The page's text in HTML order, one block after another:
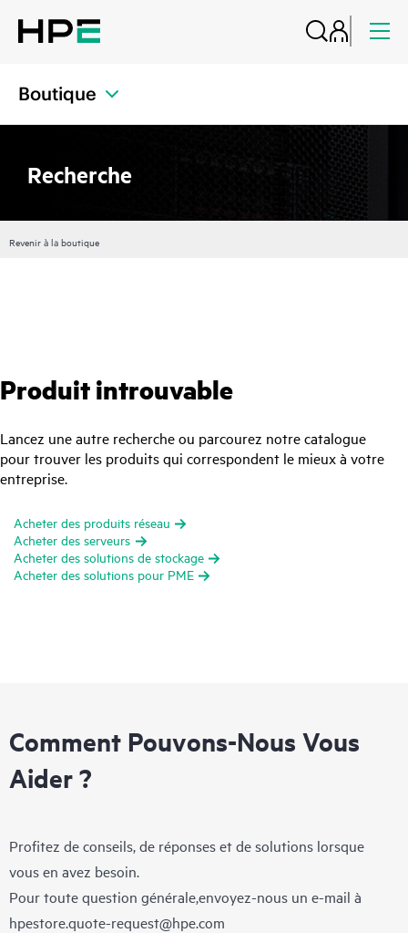
Boutique
Recherche
Revenir à la boutique
Produit introuvable
Lancez une autre recherche ou parcourez notre catalogue
pour trouver les produits qui correspondent le mieux à votre
entreprise.
Acheter des produits réseau
Acheter des serveurs
Acheter des solutions de stockage
Acheter des solutions pour PME
Comment Pouvons-Nous Vous
Aider ?
Profitez de conseils, de réponses et de solutions lorsque
vous en avez besoin.
Pour toute question générale,envoyez-nous un e-mail à
hpestore.quote-request@hpe.com